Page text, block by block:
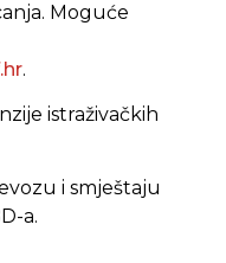
Moguće
.
istraživačkih
i smještaju
a.